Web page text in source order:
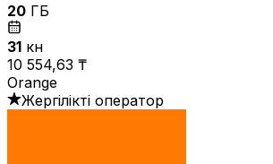
20 ГБ
31 күн
10 554,63 ₸
Orange
Жергілікті оператор